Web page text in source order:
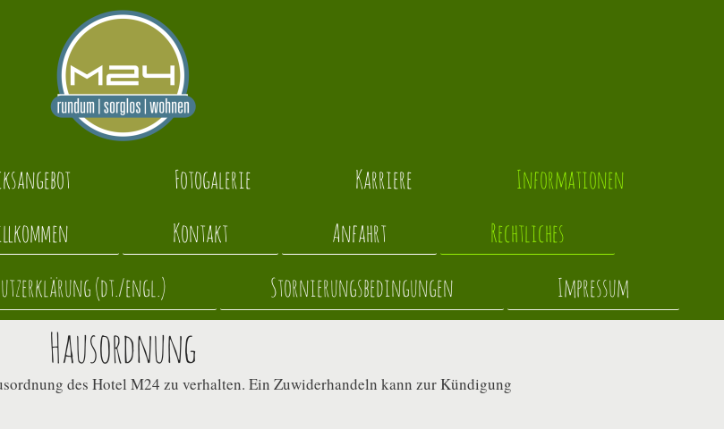
Fotogalerie Karriere
Informationen
Kontakt Anfahrt
Rechtliches
(dt./engl.) Stornierungsbedingungen Impressum
Hausordnung
des Hotel M24 zu verhalten. Ein Zuwiderhandeln kann zur Kündigung